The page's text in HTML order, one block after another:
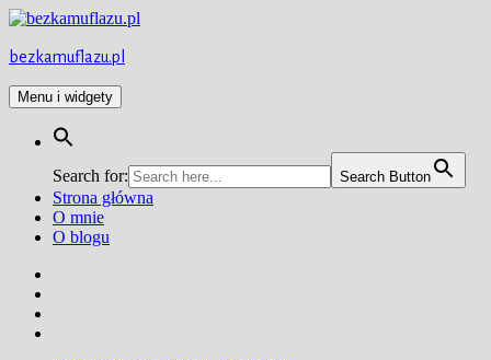
Przejdź
treści
bezkamuflazu.pl
Menu i widgety
Search for: Search Button
Strona główna
O mnie
O blogu